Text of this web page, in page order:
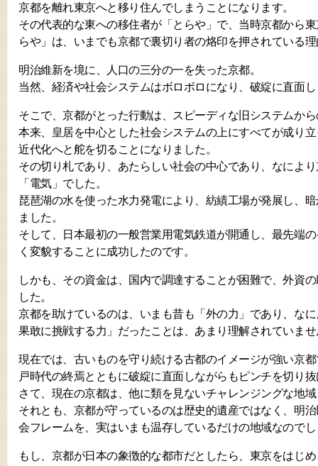
京都を離れ東京へと移り住んでしまうことになります。
その代表的な東への移住者が「とらや」で、当時京都から
らや」は、いまでも京都で裏切り者の烙印を押されている
明治維新を境に、人口の三分の一を失った京都。
当然、経済や社会システムはボロボロになり、破綻に直面
そこで、京都がとった行動は、スピーディな旧システムか
本来、皇居を中心とした社会システムの上にすべてが成り
近代化へと舵を切ることになりました。
その切り札であり、あたらしい社会の中心であり、なによ
「電気」でした。
琵琶湖の水を使った水力発電により、紡績工場が発展し、
ました。
そして、日本最初の一般営業用電気鉄道が開通し、最先端
く変貌することに成功したのです。
しかも、その資金は、国内で調達することが困難で、外資
した。
京都を助けているのは、いまも昔も「外の力」であり、な
果敢に挑戦する力」だったことは、あまり理解されていま
現在では、古いものを守り続ける古都のイメージが強い京
戸時代の終焉とともに破綻に直面しながらもピンチを切り
さて、現在の京都は、他に類を見ないチャレンジングな地
それとも、京都が守っているのは歴史的遺産ではなく、明
会フレームを、実はいまも温存しているだけの地域なので
もし、京都が日本の象徴的な都市だとしたら、東京をはじ